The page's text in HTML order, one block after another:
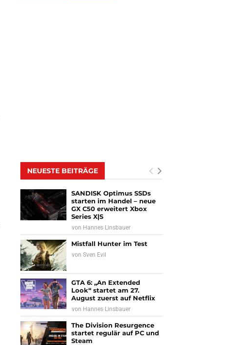
NEUESTE BEITRÄGE
SANDISK Optimus SSDs
starten im Handel – neue
GX C50 erweitert Xbox
Series X|S
von Hannes Linsbauer
Mistfall Hunter im Test
vonSven Evil
GTA 6: „An Extended
Look“ startet am 27.
August zuerst auf Netflix
von Hannes Linsbauer
The Division Resurgence
startet regulär auf PC und
Steam